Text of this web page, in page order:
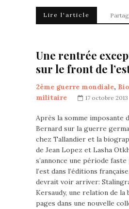
Lire l'article
Une rentrée
sur le front de
2ème guerre mondiale,
militaire
17 octobre 2013
Après la somme imposante
Bernard sur la guerre
chez Tallandier et la
de Jean Lopez et Lasha
s’annonce une période
l’est dans l’éditions
devrait voir arriver:
Kersaudy, une relation de la
pages dans une nouvelle